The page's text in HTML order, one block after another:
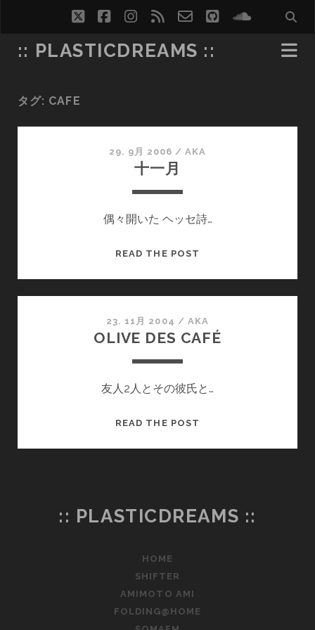
twitterfacebookinstagram
rss email-
form
github
:: PLASTICDREAMS ::
タグ: CAFE
29. 9月 2006 /AKA
十一月
偶々開いた ヘッセ詩…
READ THE POST
23. 11月 2004 / AKA
OLIVE DES CAFÉ
友人2人とその彼氏と…
READ THE POST
:: PLASTICDREAMS ::
HOME
SHIFTER
AMIMOTO AMI
FOLDING@HOME